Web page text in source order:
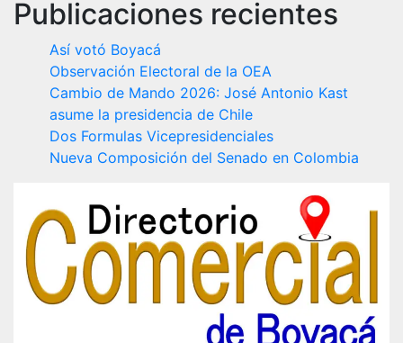
Publicaciones recientes
Así votó Boyacá
Observación Electoral de la OEA
Cambio de Mando 2026: José Antonio Kast
asume la presidencia de Chile
Dos Formulas Vicepresidenciales
Nueva Composición del Senado en Colombia